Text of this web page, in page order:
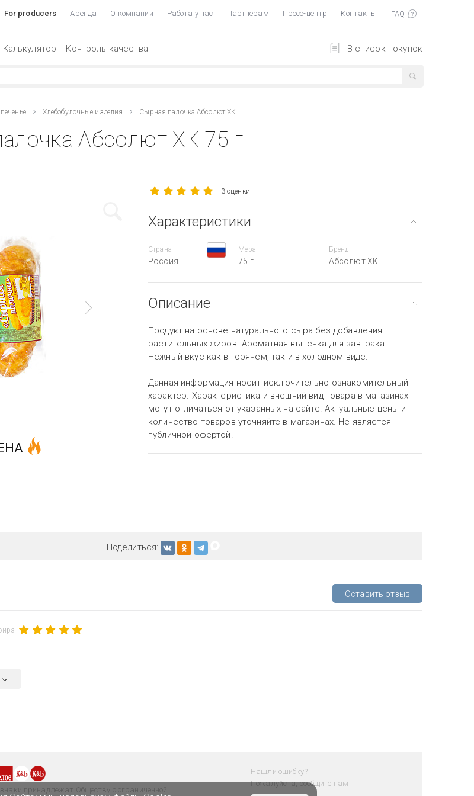
For producers Аренда О компании Работа у нас Партнерам Пресс-центр Контакты
В список покупок
Калькулятор Контроль качества
Хлебобулочные изделия Сырная палочка Абсолют ХК
Абсолют ХК 75 г
3 оценки
Характеристики
Страна
Россия
Мера
75 г
Бренд
Абсолют ХК
Описание
Продукт на основе натурального сыра без добавления
растительных жиров. Ароматная выпечка для завтрака.
Нежный вкус как в горячем, так и в холодном виде.
Данная информация носит исключительно ознакомительный
характер. Характеристика и внешний вид товара в магазинах
могут отличаться от указанных на сайте. Актуальные цены и
количество товаров уточняйте в магазинах. Не является
публичной офертой.
Поделиться:
Оставить отзыв
Нашли ошибку?
Пожалуйста, сообщите нам
принадлежат Обществу с ограниченной